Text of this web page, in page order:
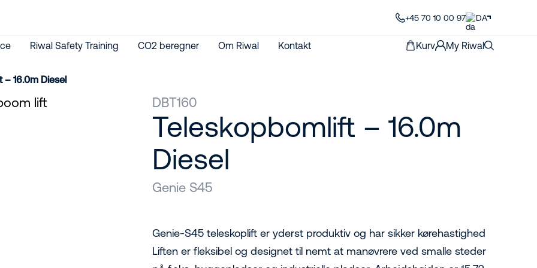
+45 70 10 00 97 DA
Riwal Safety Training CO2 beregner Om Riwal Kontakt Kurv My Riwal
– 16.0m Diesel
DBT160
Teleskopbomlift – 16.0m
Diesel
Genie S45
Genie-S45 teleskoplift er yderst produktiv og har sikker kørehastighed
Liften er fleksibel og designet til nemt at manøvrere ved smalle steder